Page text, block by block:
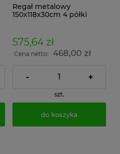
Regał metalowy
150x118x30cm 4 półki
dokumenty w archiwum i
do magazynu
575,64 zł
Cena netto: 468,00 zł
- +
szt.
do koszyka